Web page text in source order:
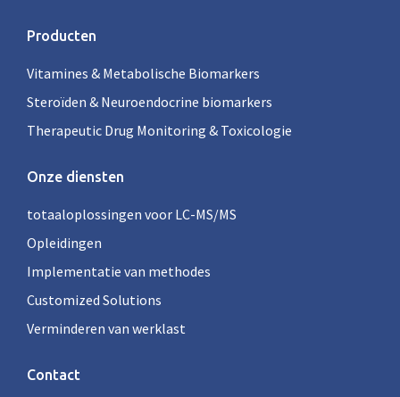
Producten
Vitamines & Metabolische Biomarkers
Steroïden & Neuroendocrine biomarkers
Therapeutic Drug Monitoring & Toxicologie
Onze diensten
totaaloplossingen voor LC-MS/MS
Opleidingen
Implementatie van methodes
Customized Solutions
Verminderen van werklast
Contact